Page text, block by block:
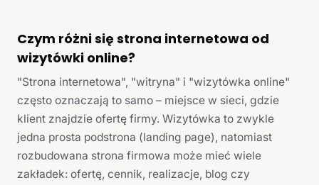
Czym różni się strona internetowa od
wizytówki online?
"Strona internetowa", "witryna" i "wizytówka online"
często oznaczają to samo – miejsce w sieci, gdzie
klient znajdzie ofertę firmy. Wizytówka to zwykle
jedna prosta podstrona (landing page), natomiast
rozbudowana strona firmowa może mieć wiele
zakładek: ofertę, cennik, realizacje, blog czy